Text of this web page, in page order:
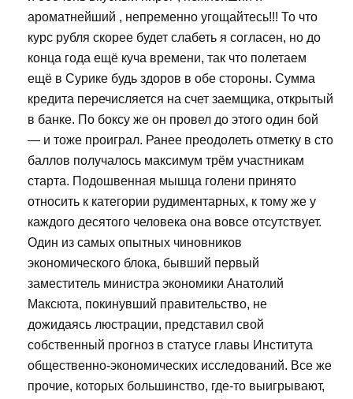
ароматнейший , непременно угощайтесь!!! То что
курс рубля скорее будет слабеть я согласен, но до
конца года ещё куча времени, так что полетаем
ещё в Сурике будь здоров в обе стороны. Сумма
кредита перечисляется на счет заемщика, открытый
в банке. По боксу же он провел до этого один бой
— и тоже проиграл. Ранее преодолеть отметку в сто
баллов получалось максимум трём участникам
старта. Подошвенная мышца голени принято
относить к категории рудиментарных, к тому же у
каждого десятого человека она вовсе отсутствует.
Один из самых опытных чиновников
экономического блока, бывший первый
заместитель министра экономики Анатолий
Максюта, покинувший правительство, не
дожидаясь люстрации, представил свой
собственный прогноз в статусе главы Института
общественно-экономических исследований. Все же
прочие, которых большинство, где-то выигрывают,